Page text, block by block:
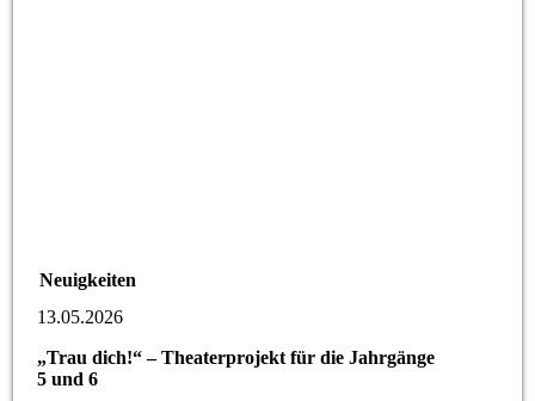
Neuigkeiten
13.05.2026
„Trau dich!“ – Theaterprojekt für die Jahrgänge
5 und 6